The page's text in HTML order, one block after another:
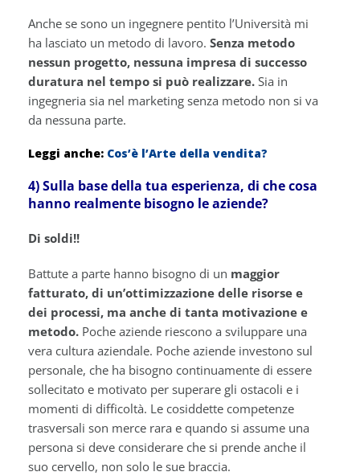
Anche se sono un ingegnere pentito l’Università mi
ha lasciato un metodo di lavoro.Senza metodo
nessun progetto, nessuna impresa di successo
duratura nel tempo si può realizzare. Sia in
ingegneria sia nel marketing senza metodo non si va
da nessuna parte.
Leggi anche: Cos’è l’Arte della vendita?
4) Sulla base della tua esperienza, di che cosa
hanno realmente bisogno le aziende?
Di soldi!!
Battute a parte hanno bisogno di un maggior
fatturato, di un’ottimizzazione delle risorse e
dei processi, ma anche di tanta motivazione e
metodo. Poche aziende riescono a sviluppare una
vera cultura aziendale. Poche aziende investono sul
personale, che ha bisogno continuamente di essere
sollecitato e motivato per superare gli ostacoli e i
momenti di difficoltà. Le cosiddette competenze
trasversali son merce rara e quando si assume una
persona si deve considerare che si prende anche il
suo cervello, non solo le sue braccia.